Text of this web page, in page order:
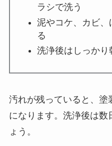
ラシで洗う
泥やコケ、カビ
る
洗浄後はしっかり
汚れが残っていると、塗
になります。洗浄後は数
ょう。